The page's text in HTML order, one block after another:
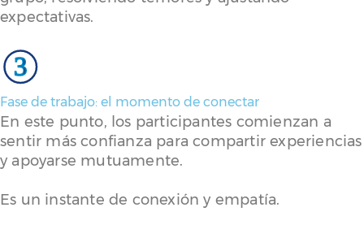
expectativas.
3
Fase de trabajo: el momento de conectar
En este punto, los participantes comienzan a
sentir más confianza para compartir experiencias
y apoyarse mutuamente.
Es un instante de conexión y empatía.